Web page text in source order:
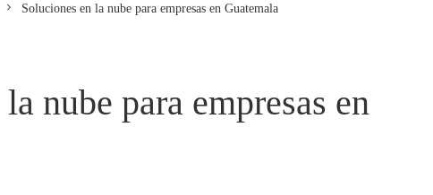
Soluciones en la nube para empresas en Guatemala
nube para empresas en